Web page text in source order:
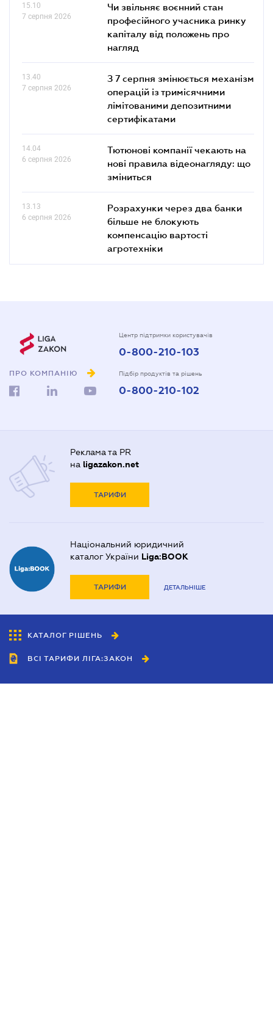
15.10
7 серпня 2026
Чи звільняє воєнний стан
професійного учасника ринку
капіталу від положень про
нагляд
13.40
7 серпня 2026
З 7 серпня змінюється механізм
операцій із тримісячними
лімітованими депозитними
сертифікатами
14.04
6 серпня 2026
Тютюнові компанії чекають на
нові правила відеонагляду: що
зміниться
13.13
6 серпня 2026
Розрахунки через два банки
більше не блокують
компенсацію вартості
агротехніки
ПРО КОМПАНІЮ
Центр підтримки користувачів
0-800-210-103
Підбір продуктів та рішень
0-800-210-102
Реклама та PR
на ligazakon.net
ТАРИФИ
Національний юридичний
каталог України Liga:BOOK
ТАРИФИ ДЕТАЛЬНІШЕ
КАТАЛОГ РІШЕНЬ
ВСІ ТАРИФИ ЛІГА:ЗАКОН